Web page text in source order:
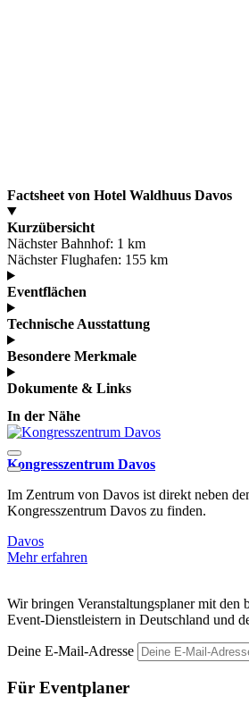
Factsheet von Hotel Waldhuus Davos
Kurzübersicht
Nächster Bahnhof: 1 km
Nächster Flughafen: 155 km
Eventflächen
Technische Ausstattung
Besondere Merkmale
Dokumente & Links
In der Nähe
Kongresszentrum Davos
Im Zentrum von Davos ist direkt neben
Kongresszentrum Davos zu finden.
Davos
Mehr erfahren
Wir bringen Veranstaltungsplaner mit den
Event-Dienstleistern in Deutschland und
Deine E-Mail-Adresse
Für Eventplaner